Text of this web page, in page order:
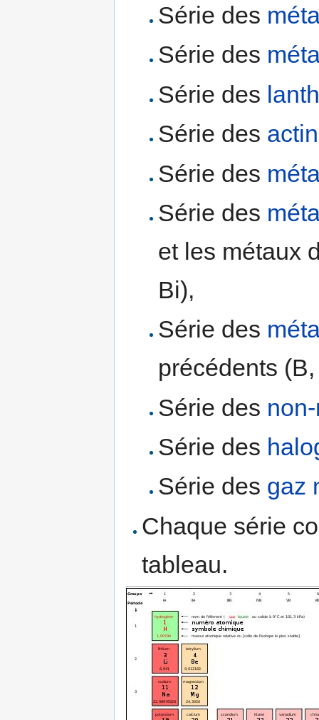
Série des
Série des
Série des
Série des
Série des
Série des
et les métaux
Bi),
Série des
précédents
Série des
Série des
Série des gaz
Chaque série
tableau.